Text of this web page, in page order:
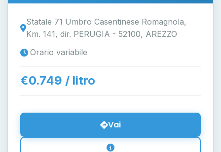
Statale 71 Umbro Casentinese Romagnola,
Km. 141, dir. PERUGIA - 52100, AREZZO
Orario variabile
€0.749 / litro
Vai